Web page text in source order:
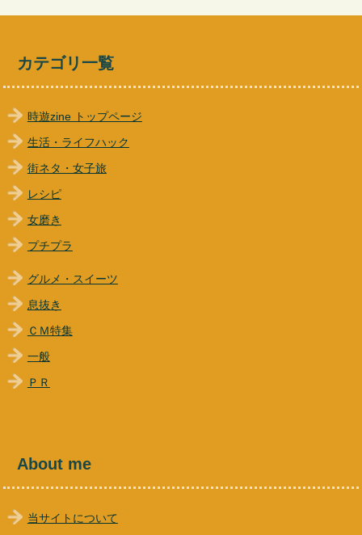
カテゴリ一覧
時遊zine トップページ
生活・ライフハック
街ネタ・女子旅
レシピ
女磨き
プチプラ
グルメ・スイーツ
息抜き
ＣＭ特集
一般
ＰＲ
About me
当サイトについて